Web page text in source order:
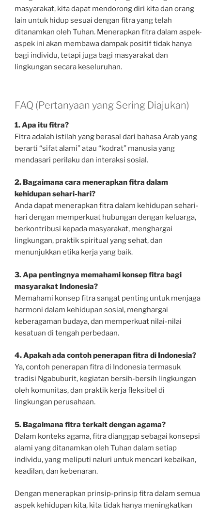
masyarakat, kita dapat mendorong diri kita dan orang
lain untuk hidup sesuai dengan fitra yang telah
ditanamkan oleh Tuhan. Menerapkan fitra dalam aspek-
aspek ini akan membawa dampak positif tidak hanya
bagi individu, tetapi juga bagi masyarakat dan
lingkungan secara keseluruhan.
FAQ (Pertanyaan yang Sering Diajukan)
1. Apa itu fitra?
Fitra adalah istilah yang berasal dari bahasa Arab yang
berarti “sifat alami” atau “kodrat” manusia yang
mendasari perilaku dan interaksi sosial.
2. Bagaimana cara menerapkan fitra dalam
kehidupan sehari-hari?
Anda dapat menerapkan fitra dalam kehidupan sehari-
hari dengan memperkuat hubungan dengan keluarga,
berkontribusi kepada masyarakat, menghargai
lingkungan, praktik spiritual yang sehat, dan
menunjukkan etika kerja yang baik.
3. Apa pentingnya memahami konsep fitra bagi
masyarakat Indonesia?
Memahami konsep fitra sangat penting untuk menjaga
harmoni dalam kehidupan sosial, menghargai
keberagaman budaya, dan memperkuat nilai-nilai
kesatuan di tengah perbedaan.
4. Apakah ada contoh penerapan fitra di Indonesia?
Ya, contoh penerapan fitra di Indonesia termasuk
tradisi Ngabuburit, kegiatan bersih-bersih lingkungan
oleh komunitas, dan praktik kerja fleksibel di
lingkungan perusahaan.
5. Bagaimana fitra terkait dengan agama?
Dalam konteks agama, fitra dianggap sebagai konsepsi
alami yang ditanamkan oleh Tuhan dalam setiap
individu, yang meliputi naluri untuk mencari kebaikan,
keadilan, dan kebenaran.
Dengan menerapkan prinsip-prinsip fitra dalam semua
aspek kehidupan kita, kita tidak hanya meningkatkan